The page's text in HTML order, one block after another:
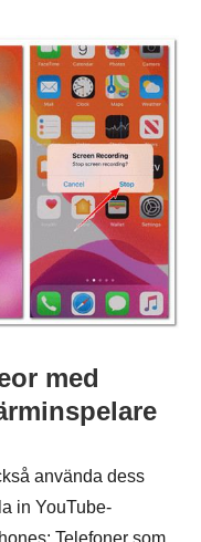
med
använda dess
in YouTube-